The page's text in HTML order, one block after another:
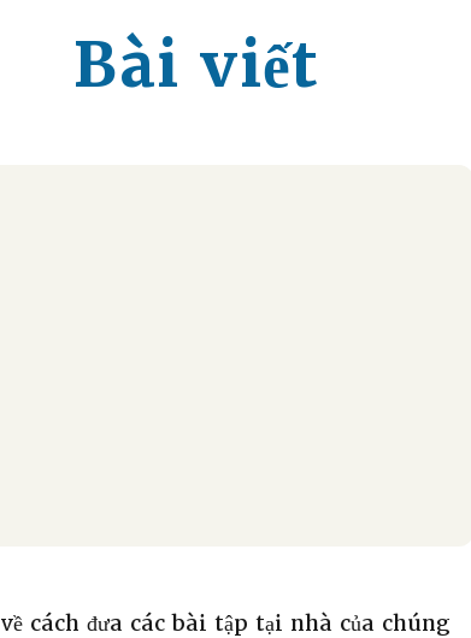
Bài viết
về cách đưa các bài tập tại nhà của chúng